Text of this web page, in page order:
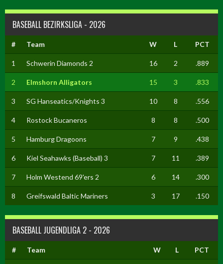
BASEBALL BEZIRKSLIGA - 2026
# Team W L PCT
1 Schwerin Diamonds 2 16 2 .889
2 Elmshorn Alligators 15 3 .833
3 SG Hanseatics/Knights 3 10 8 .556
4 Rostock Bucaneros 8 8 .500
5 Hamburg Dragoons 7 9 .438
6 Kiel Seahawks (Baseball) 3 7 11 .389
7 Holm Westend 69'ers 2 6 14 .300
8 Greifswald Baltic Mariners 3 17 .150
BASEBALL JUGENDLIGA 2 - 2026
# Team W L PCT